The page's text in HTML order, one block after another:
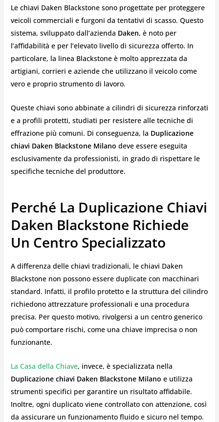
Le chiavi Daken Blackstone sono progettate per proteggere
veicoli commerciali e furgoni da tentativi di scasso. Questo
sistema, sviluppato dall’azienda Daken, è noto per
l’affidabilità e per l’elevato livello di sicurezza offerto. In
particolare, la linea Blackstone è molto apprezzata da
artigiani, corrieri e aziende che utilizzano il veicolo come
vero e proprio strumento di lavoro.
Queste chiavi sono abbinate a cilindri di sicurezza rinforzati
e a profili protetti, studiati per resistere alle tecniche di
effrazione più comuni. Di conseguenza, la Duplicazione
chiavi Daken Blackstone Milano deve essere eseguita
esclusivamente da professionisti, in grado di rispettare le
specifiche tecniche del produttore.
Perché La Duplicazione Chiavi
Daken Blackstone Richiede
Un Centro Specializzato
A differenza delle chiavi tradizionali, le chiavi Daken
Blackstone non possono essere duplicate con macchinari
standard. Infatti, il profilo protetto e la struttura del cilindro
richiedono attrezzature professionali e una procedura
precisa. Per questo motivo, rivolgersi a un centro generico
può comportare rischi, come una chiave imprecisa o non
funzionante.
La Casa della Chiave, invece, è specializzata nella
Duplicazione chiavi Daken Blackstone Milano e utilizza
strumenti specifici per garantire un risultato affidabile.
Inoltre, ogni duplicato viene controllato con attenzione, così
da assicurare un funzionamento fluido e sicuro nel tempo.